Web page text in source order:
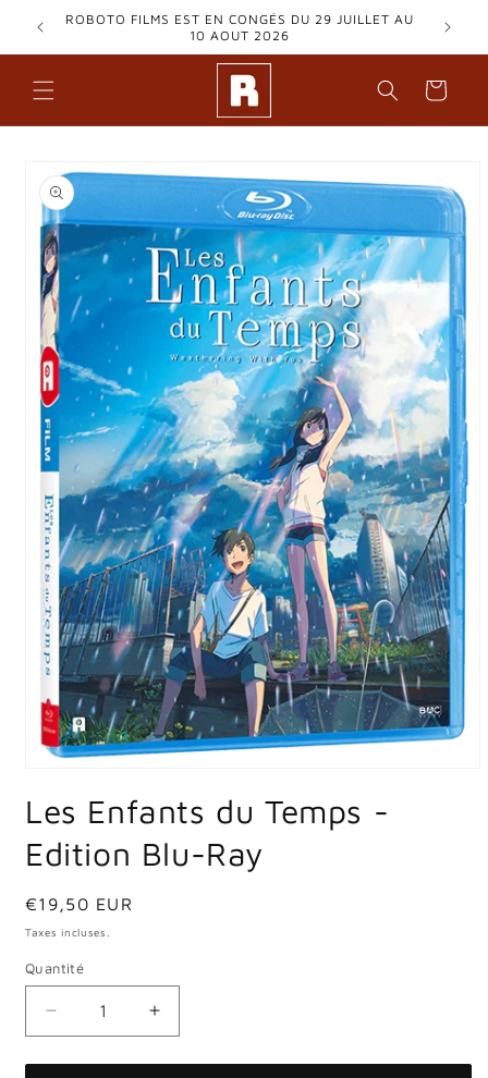
passerROBOTO FILMS EST EN CONGÉS DU 29 JUILLET AU
10 AOUT 2026
Panier
informations
produits
média
1
une
Les Enfants du Temps -
Edition Blu-Ray
Prix
habituel
€19,50 EUR
Taxes incluses.
Quantité
Quantité
Réduire
la
quantité
Augmenter
la
quantité